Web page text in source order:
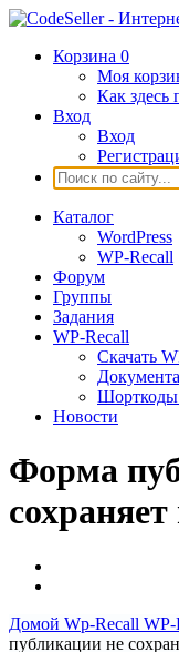
Корзина 0
Моя
Как здесь
Вход
Вход
Каталог
WordPress
WP-Recall
Форум
Группы
Задания
WP-Recall
Скачать
Шорткоды
Новости
Форма
Домой Wp-Recall
публикации не